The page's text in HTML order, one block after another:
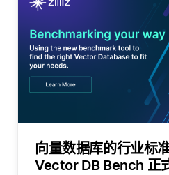
向量数据库的行业标
Vector DB Bench 正